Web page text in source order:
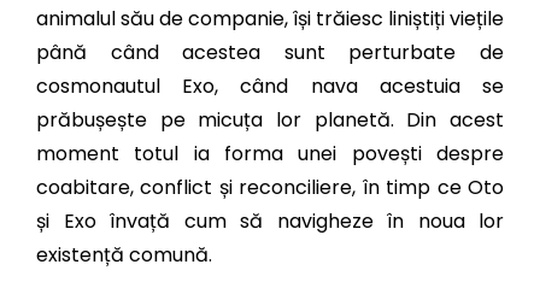
animalul său de companie, își trăiesc liniștiți viețile
până când acestea sunt perturbate de
cosmonautul Exo, când nava acestuia se
prăbușește pe micuța lor planetă. Din acest
moment totul ia forma unei povești despre
coabitare, conflict și reconciliere, în timp ce Oto
și Exo învață cum să navigheze în noua lor
existență comună.